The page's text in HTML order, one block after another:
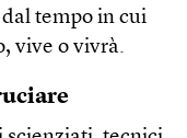
tempo in cui
vive o vivrà.